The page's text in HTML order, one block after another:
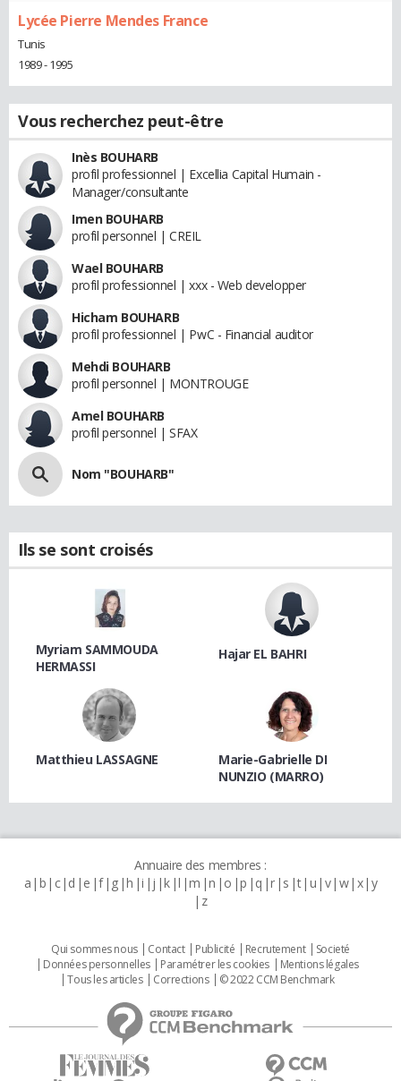
Lycée Pierre Mendes France
Tunis
1989 - 1995
Vous recherchez peut-être
Inès BOUHARB
profil professionnel | Excellia Capital Humain -
Manager/consultante
Imen BOUHARB
profil personnel | CREIL
Wael BOUHARB
profil professionnel | xxx - Web developper
Hicham BOUHARB
profil professionnel | PwC - Financial auditor
Mehdi BOUHARB
profil personnel | MONTROUGE
Amel BOUHARB
profil personnel | SFAX
Nom "BOUHARB"
Ils se sont croisés
Myriam SAMMOUDA
HERMASSI
Hajar EL BAHRI
Matthieu LASSAGNE
Marie-Gabrielle DI
NUNZIO (MARRO)
Annuaire des membres :
a b c d e f g h i j k l m n o p q r s t u v w x y
z
Qui sommes nous Contact Publicité Recrutement
Societé
Données personnelles
Paramétrer les cookies
Mentions légales
Tous les articles
Corrections © 2022 CCM Benchmark